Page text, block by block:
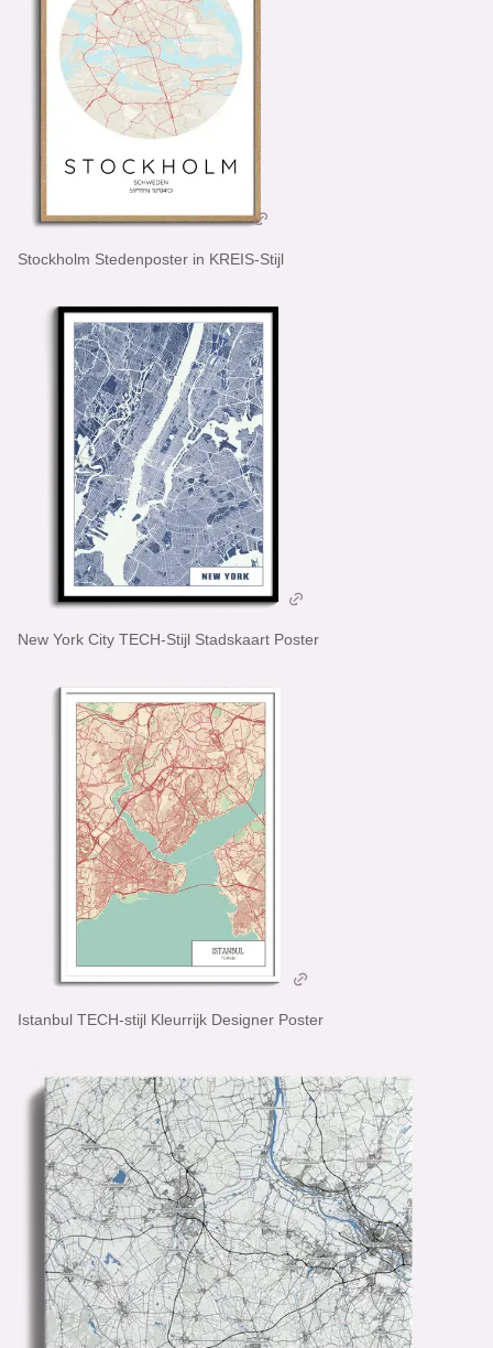
Stockholm Stedenposter in KREIS-Stijl
New York City TECH-Stijl Stadskaart Poster
Istanbul TECH-stijl Kleurrijk Designer Poster